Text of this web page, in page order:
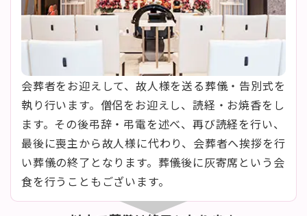
会葬者をお迎えして、故人様を送る葬儀・告別式を
執り行います。僧侶をお迎えし、読経・お焼香をし
ます。その後弔辞・弔電を述べ、再び読経を行い、
最後に喪主から故人様に代わり、会葬者へ挨拶を行
い葬儀の終了となります。葬儀後に灰寄席という会
食を行うこともございます。